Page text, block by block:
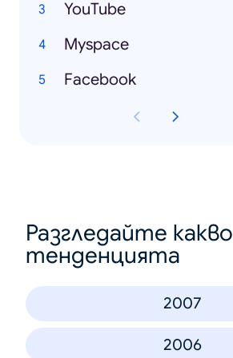
YouTube
Myspace
Facebook
Разгледайте
тенденцията
2007
2006